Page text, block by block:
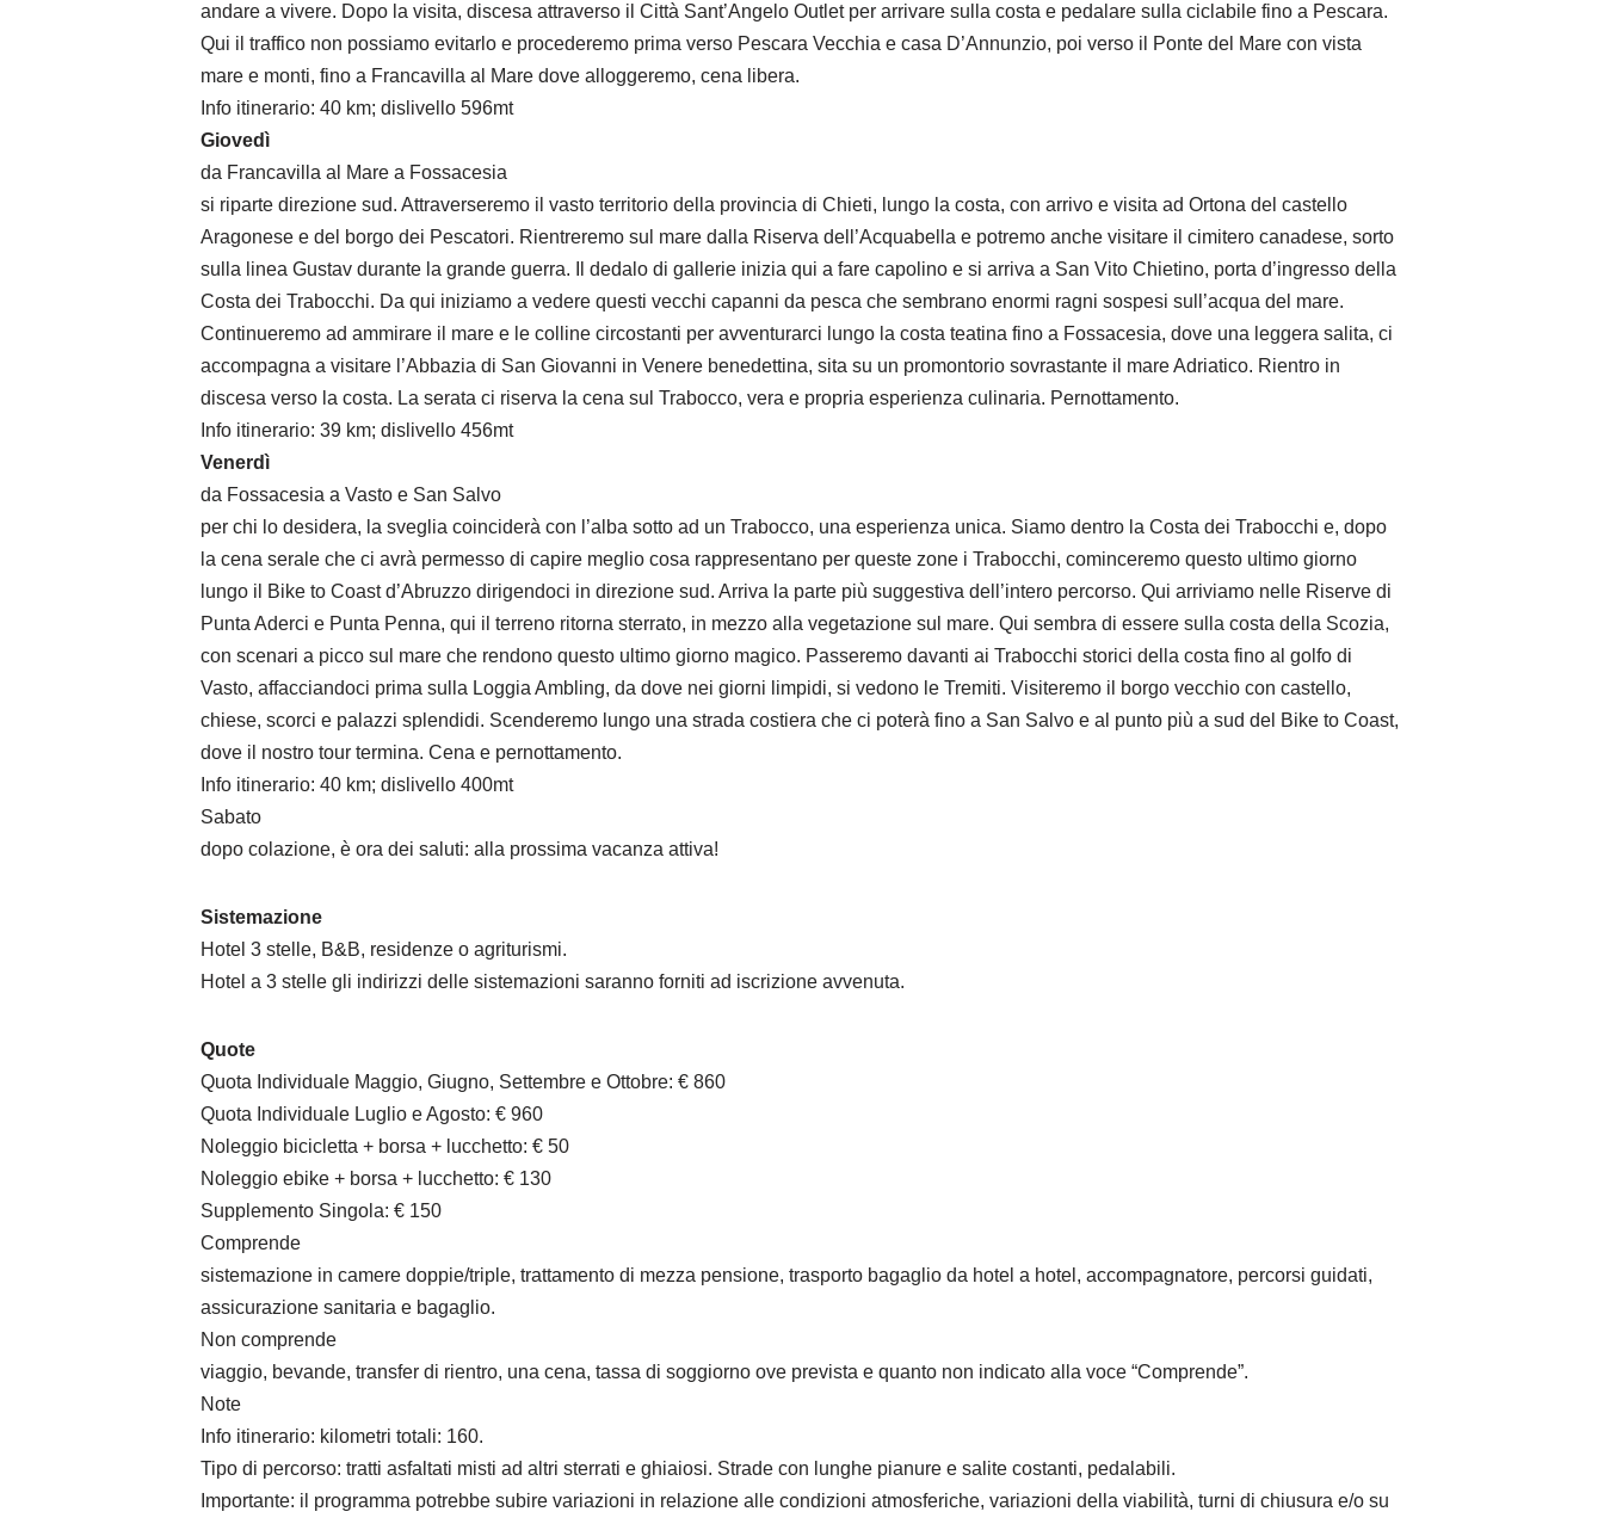
andare a vivere. Dopo la visita, discesa attraverso il Città Sant’Angelo Outlet per arrivare sulla costa e pedalare sulla ciclabile fino a Pescara.
Qui il traffico non possiamo evitarlo e procederemo prima verso Pescara Vecchia e casa D’Annunzio, poi verso il Ponte del Mare con vista
mare e monti, fino a Francavilla al Mare dove alloggeremo, cena libera.
Info itinerario: 40 km; dislivello 596mt
Giovedì
da Francavilla al Mare a Fossacesia
si riparte direzione sud. Attraverseremo il vasto territorio della provincia di Chieti, lungo la costa, con arrivo e visita ad Ortona del castello
Aragonese e del borgo dei Pescatori. Rientreremo sul mare dalla Riserva dell’Acquabella e potremo anche visitare il cimitero canadese, sorto
sulla linea Gustav durante la grande guerra. Il dedalo di gallerie inizia qui a fare capolino e si arriva a San Vito Chietino, porta d’ingresso della
Costa dei Trabocchi. Da qui iniziamo a vedere questi vecchi capanni da pesca che sembrano enormi ragni sospesi sull’acqua del mare.
Continueremo ad ammirare il mare e le colline circostanti per avventurarci lungo la costa teatina fino a Fossacesia, dove una leggera salita, ci
accompagna a visitare l’Abbazia di San Giovanni in Venere benedettina, sita su un promontorio sovrastante il mare Adriatico. Rientro in
discesa verso la costa. La serata ci riserva la cena sul Trabocco, vera e propria esperienza culinaria. Pernottamento.
Info itinerario: 39 km; dislivello 456mt
Venerdì
da Fossacesia a Vasto e San Salvo
per chi lo desidera, la sveglia coinciderà con l’alba sotto ad un Trabocco, una esperienza unica. Siamo dentro la Costa dei Trabocchi e, dopo
la cena serale che ci avrà permesso di capire meglio cosa rappresentano per queste zone i Trabocchi, cominceremo questo ultimo giorno
lungo il Bike to Coast d’Abruzzo dirigendoci in direzione sud. Arriva la parte più suggestiva dell’intero percorso. Qui arriviamo nelle Riserve di
Punta Aderci e Punta Penna, qui il terreno ritorna sterrato, in mezzo alla vegetazione sul mare. Qui sembra di essere sulla costa della Scozia,
con scenari a picco sul mare che rendono questo ultimo giorno magico. Passeremo davanti ai Trabocchi storici della costa fino al golfo di
Vasto, affacciandoci prima sulla Loggia Ambling, da dove nei giorni limpidi, si vedono le Tremiti. Visiteremo il borgo vecchio con castello,
chiese, scorci e palazzi splendidi. Scenderemo lungo una strada costiera che ci poterà fino a San Salvo e al punto più a sud del Bike to Coast,
dove il nostro tour termina. Cena e pernottamento.
Info itinerario: 40 km; dislivello 400mt
Sabato
dopo colazione, è ora dei saluti: alla prossima vacanza attiva!
Sistemazione
Hotel 3 stelle, B&B, residenze o agriturismi.
Hotel a 3 stelle gli indirizzi delle sistemazioni saranno forniti ad iscrizione avvenuta.
Quote
Quota Individuale Maggio, Giugno, Settembre e Ottobre: € 860
Quota Individuale Luglio e Agosto: € 960
Noleggio bicicletta + borsa + lucchetto: € 50
Noleggio ebike + borsa + lucchetto: € 130
Supplemento Singola: € 150
Comprende
sistemazione in camere doppie/triple, trattamento di mezza pensione, trasporto bagaglio da hotel a hotel, accompagnatore, percorsi guidati,
assicurazione sanitaria e bagaglio.
Non comprende
viaggio, bevande, transfer di rientro, una cena, tassa di soggiorno ove prevista e quanto non indicato alla voce “Comprende”.
Note
Info itinerario: kilometri totali: 160.
Tipo di percorso: tratti asfaltati misti ad altri sterrati e ghiaiosi. Strade con lunghe pianure e salite costanti, pedalabili.
Importante: il programma potrebbe subire variazioni in relazione alle condizioni atmosferiche, variazioni della viabilità, turni di chiusura e/o su